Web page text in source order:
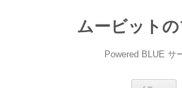
ムービット
Powered BLUE サ